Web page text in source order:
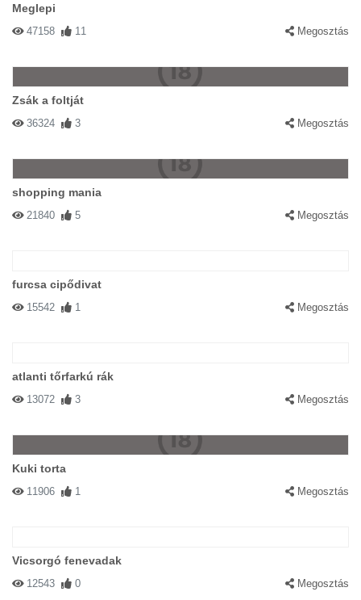
Meglepi
47158 11 Megosztás
Zsák a foltját
36324 3 Megosztás
shopping mania
21840 5 Megosztás
furcsa cipődivat
15542 1 Megosztás
atlanti tőrfarkú rák
13072 3 Megosztás
Kuki torta
11906 1 Megosztás
Vicsorgó fenevadak
12543 0 Megosztás